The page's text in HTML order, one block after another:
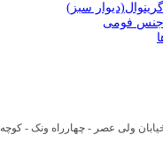
گرینوال(دیوار سبز)
جنس فومی
ولی عصر - چهارراه ونک - کوچه ۵ - ساختمان راستچین